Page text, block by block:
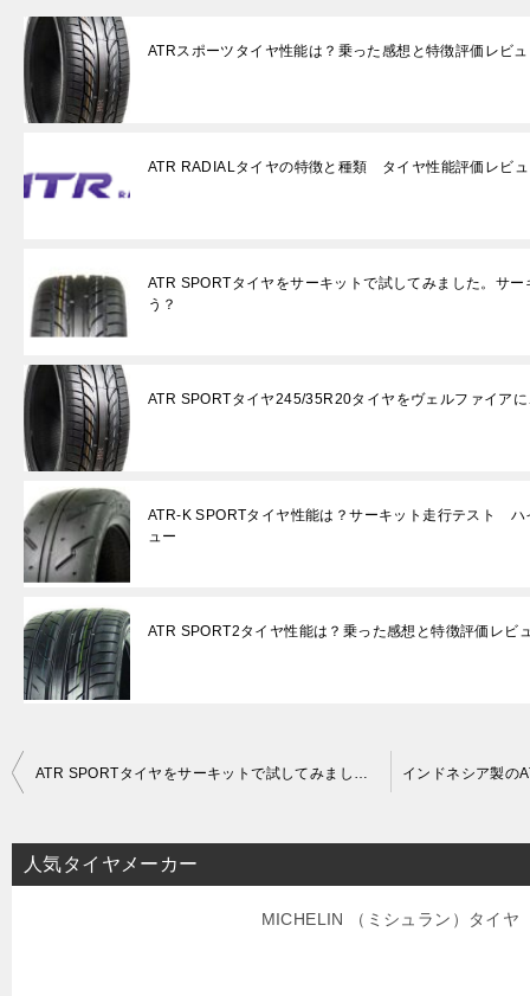
ATRスポーツタイヤ性能は？乗った感想と特徴評価レビ
ATR RADIALタイヤの特徴と種類 タイヤ性能評価レビ
ATR SPORTタイヤをサーキットで試してみました。サ
う？
ATR SPORTタイヤ245/35R20タイヤをヴェルファイア
ATR-K SPORTタイヤ性能は？サーキット走行テスト ハ
ュー
ATR SPORT2タイヤ性能は？乗った感想と特徴評価レビ
投
ナ
ビ
ATR SPORTタイヤをサーキットで試してみました。サーキット性能はどうなのでしょう？
人気タイヤメーカー
MICHELIN （ミシュラン）タイヤ